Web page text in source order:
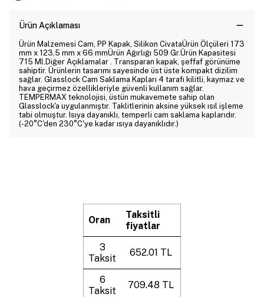
Ürün Açıklaması
Ürün Malzemesi Cam, PP Kapak, Silikon CivataÜrün Ölçüleri 173
mm x 123,5 mm x 66 mmÜrün Ağırlığı 509 Gr.Ürün Kapasitesi
715 Ml.Diğer Açıklamalar . Transparan kapak, şeffaf görünüme
sahiptir. Ürünlerin tasarımı sayesinde üst üste kompakt dizilim
sağlar. Glasslock Cam Saklama Kapları 4 tarafı kilitli, kaymaz ve
hava geçirmez özellikleriyle güvenli kullanım sağlar.
TEMPERMAX teknolojisi, üstün mukavemete sahip olan
Glasslock'a uygulanmıştır. Taklitlerinin aksine yüksek ısıl işleme
tabi olmuştur. Isıya dayanıklı, temperli cam saklama kaplarıdır.
(-20°C'den 230°C'ye kadar ısıya dayanıklıdır.)
Oran
Taksitli
fiyatlar
3
Taksit
652.01 TL
6
Taksit
709.48 TL